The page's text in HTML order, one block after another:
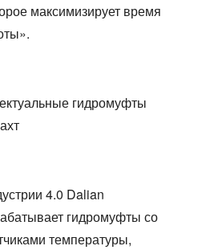
максимизирует время
гидромуфты
4.0 Dalian
гидромуфты со
температуры,